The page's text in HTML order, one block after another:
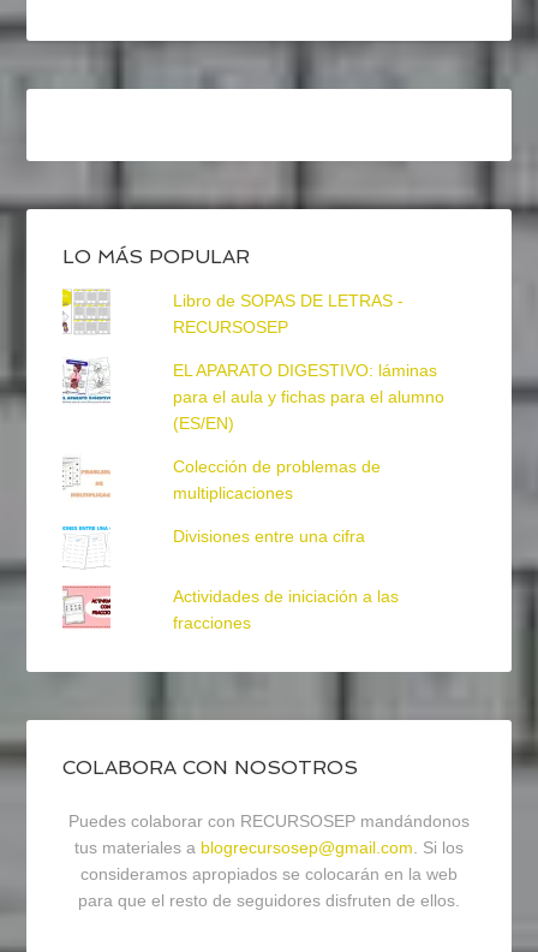
LO MÁS POPULAR
Libro de SOPAS DE LETRAS -
RECURSOSEP
EL APARATO DIGESTIVO: láminas
para el aula y fichas para el alumno
(ES/EN)
Colección de problemas de
multiplicaciones
Divisiones entre una cifra
Actividades de iniciación a las
fracciones
COLABORA CON NOSOTROS
Puedes colaborar con RECURSOSEP mandándonos
tus materiales a blogrecursosep@gmail.com. Si los
consideramos apropiados se colocarán en la web
para que el resto de seguidores disfruten de ellos.